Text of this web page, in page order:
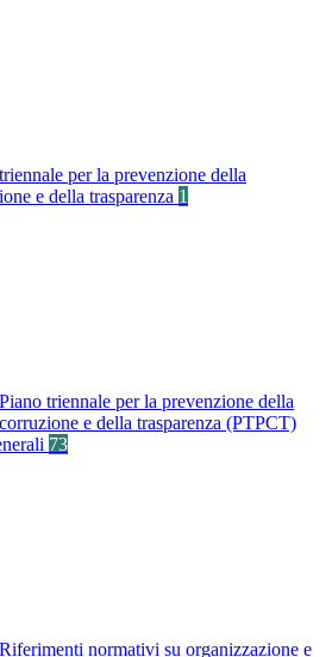
per la prevenzione della
e della trasparenza 1
Piano triennale per la prevenzione della
corruzione e della trasparenza (PTPCT)
73
Riferimenti normativi su organizzazione e